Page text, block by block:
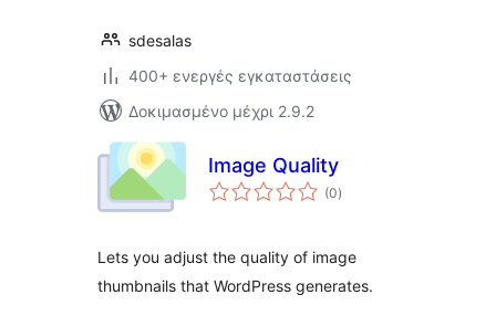
sdesalas
400+ ενεργές εγκαταστάσεις
Δοκιμασμένο μέχρι 2.9.2
Image Quality
(0αξιολογήσεις
σύνολο
)
Lets you adjust the quality of image
thumbnails that WordPress generates.